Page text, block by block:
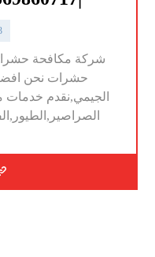
3
حشرات نحن
الجيمي,نقدم